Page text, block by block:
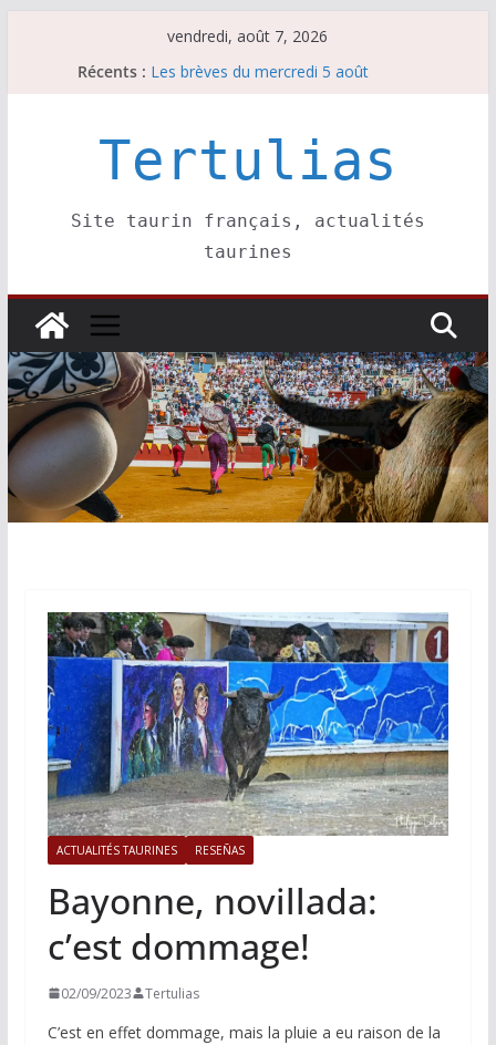
vendredi, août 7, 2026
Récents : Les brèves du mercredi 5 août
Escalafón 2026 – novilleros –
Les brèves du jeudi 6 août
Tertulias
Site taurin français, actualités
taurines
ACTUALITÉS TAURINES RESEÑAS
Bayonne, novillada:
c’est dommage!
02/09/2023 Tertulias
C’est en effet dommage, mais la pluie a eu raison de la